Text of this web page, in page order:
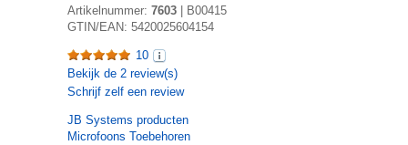
Artikelnummer: 7603
B00415
GTIN/EAN: 5420025604154
10
Bekijk de 2 review(s)
Schrijf zelf een review
JB Systems producten
Microfoons Toebehoren